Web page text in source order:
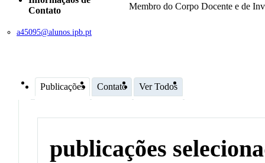
Contato
a45095@alunos.ipb.pt
Membro do Corpo Docente e de
Publicações Contato Ver Todos
publicações